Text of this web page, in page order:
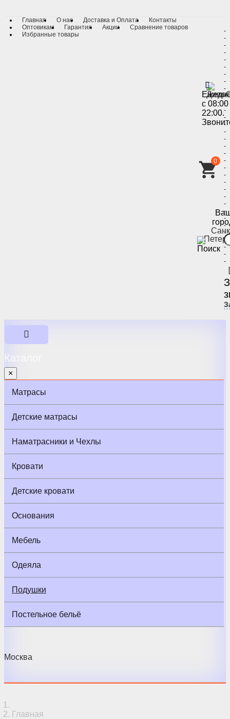
Главная О нас Доставка и Оплата
Контакты
Оптовикам
Гарантия Акции
Сравнение товаров
Избранные товары
с
22:00.
-
-
-
-
-
-
-
-
-
-
-
-
-
-
-
-
-
-
-
-
-
-
-
-
-
-
-
-
-
-
-
-
-
0
Каталог
×
Матрасы
Детские матрасы
Наматрасники и Чехлы
Кровати
Детские кровати
Основания
Мебель
Одеяла
Подушки
Постельное бельё
Москва
Главная